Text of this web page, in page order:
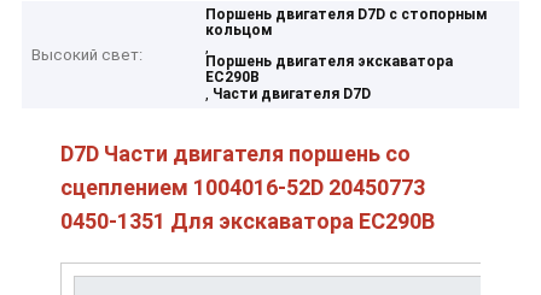
Высокий свет:
Поршень двигателя D7D с стопорным
кольцом
,
Поршень двигателя экскаватора
EC290B
, Части двигателя D7D
D7D Части двигателя поршень со
сцеплением 1004016-52D 20450773
0450-1351 Для экскаватора EC290B